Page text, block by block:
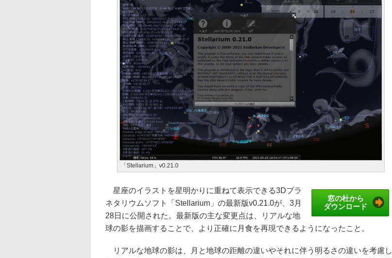
「Stellarium」v0.21.0
窓の杜から
ダウンロード
星座のイラストを星明かりに重ねて表示できる3Dプラ
ネタリウムソフト「Stellarium」の最新版v0.21.0が、3月
28日に公開された。最新版の主な変更点は、リアルな地
球の影を描画することで、より正確に月食を再現できるようになったこと。
リアルな地球の影は、月と地球の距離の違いやそれに伴う明るさの違いを考慮し